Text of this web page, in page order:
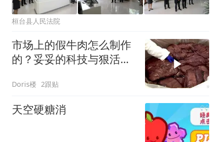
桓台县人民法院
市场上的假牛肉怎么制作
的？妥妥的科技与狠活，
Doris楼 2跟贴
天空硬糖消